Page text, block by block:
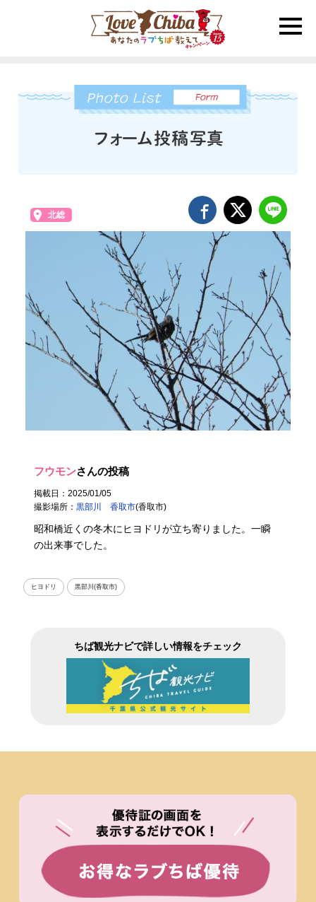
toggle
北総
フウモンさんの投稿
掲載日：2025/01/05
撮影場所：黒部川 香取市(香取市)
昭和橋近くの冬木にヒヨドリが立ち寄りました。一瞬
の出来事でした。
ヒヨドリ 黒部川(香取市)
ちば観光ナビで詳しい情報をチェック